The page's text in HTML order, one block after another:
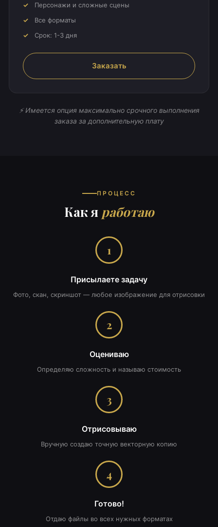
Персонажи и сложные сцены
Все форматы
Срок: 1-3 дня
Заказать
⚡ Имеется опция максимально срочного выполнения
заказа за дополнительную плату
ПРОЦЕСС
Как я работаю
1
Присылаете задачу
Фото, скан, скриншот — любое изображение для отрисовки
2
Оцениваю
Определяю сложность и называю стоимость
3
Отрисовываю
Вручную создаю точную векторную копию
4
Готово!
Отдаю файлы во всех нужных форматах